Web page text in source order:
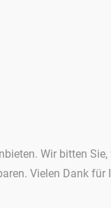
Zahnheilkunde
Eingriffe
Wir bitten
Vielen Dank für